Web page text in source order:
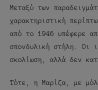
Μεταξύ των
χαρακτηριστική
από το 1946 υπέφερε
σπονδυλική στήλη. Οι
σκολίωση, αλλά δεν
Τότε, η Μαρίζα, με